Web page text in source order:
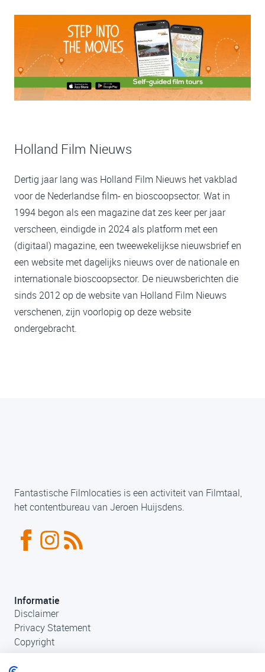
Holland Film Nieuws
Dertig jaar lang was Holland Film Nieuws het vakblad
voor de Nederlandse film- en bioscoopsector. Wat in
1994 begon als een magazine dat zes keer per jaar
verscheen, eindigde in 2024 als platform met een
(digitaal) magazine, een tweewekelijkse nieuwsbrief en
een website met dagelijks nieuws over de nationale en
internationale bioscoopsector. De nieuwsberichten die
sinds 2012 op de website van Holland Film Nieuws
verschenen, zijn voorlopig op deze website
ondergebracht.
Fantastische Filmlocaties is een activiteit van Filmtaal,
het contentbureau van Jeroen Huijsdens.
Informatie
Disclaimer
Privacy Statement
Copyright